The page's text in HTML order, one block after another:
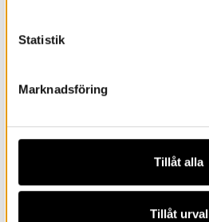
Statistik
Marknadsföring
Tillåt alla
Tillåt urval